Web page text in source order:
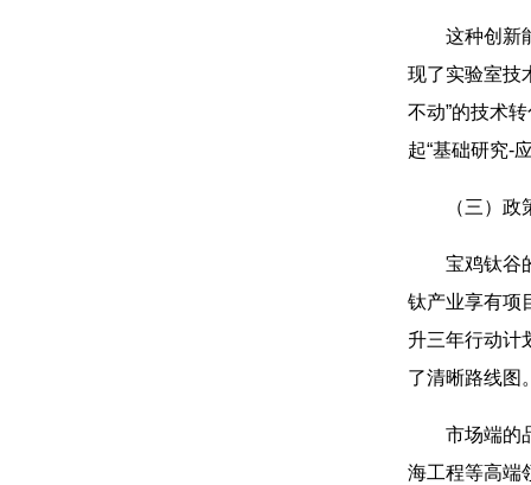
这种创新
现了实验室技
不动”的技术
起“基础研究-
（三）
宝鸡钛谷
钛产业享有项
升三年行动计
了清晰路线图
市场端的
海工程等高端